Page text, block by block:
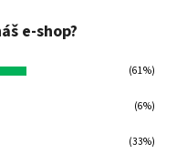
e-shop?
(61%)
(6%)
(33%)